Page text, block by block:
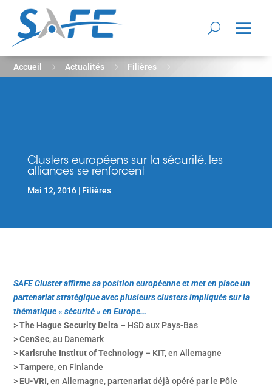
Accueil 5 Actualités 5 Filières
Clusters européens sur la sécurité, les
alliances se renforcent
Mai 12, 2016 Filières
SAFE Cluster affirme sa position européenne et met en place un
partenariat stratégique avec plusieurs clusters impliqués sur la
thématique « sécurité » en Europe…
>The Hague Security Delta – HSD aux Pays-Bas
>CenSec, au Danemark
> Karlsruhe Institut of Technology – KIT, en Allemagne
>Tampere, en Finlande
> EU-VRI, en Allemagne, partenariat déjà opéré par le Pôle